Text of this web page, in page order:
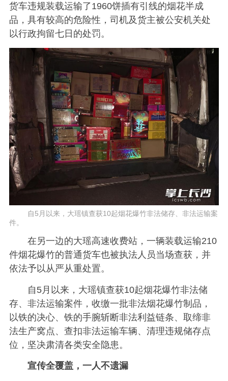
货车违规装载运输了1960饼插有引线的烟花半成
品，具有较高的危险性，司机及货主被公安机关处
以行政拘留七日的处罚。
自5月以来，大瑶镇查获10起烟花爆竹非法储存、非法运输案
件。
在另一边的大瑶高速收费站，一辆装载运输210
件烟花爆竹的普通货车也被执法人员当场查获，并
依法予以从严从重处置。
自5月以来，大瑶镇查获10起烟花爆竹非法储
存、非法运输案件，收缴一批非法烟花爆竹制品，
以铁的决心、铁的手腕斩断非法利益链条、取缔非
法生产窝点、查扣非法运输车辆、清理违规储存点
位，坚决肃清各类安全隐患。
宣传全覆盖，一人不遗漏